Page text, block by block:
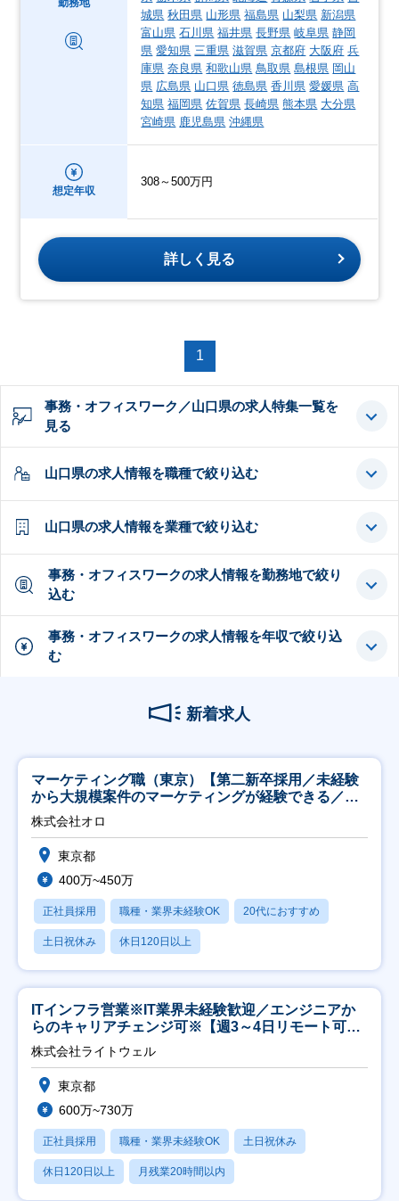
城県 秋田県 山形県 福島県 山梨県 新潟県
富山県 石川県 福井県 長野県 岐阜県 静岡
県 愛知県 三重県 滋賀県 京都府 大阪府 兵
庫県 奈良県 和歌山県 鳥取県 島根県 岡山
県 広島県 山口県 徳島県 香川県 愛媛県 高
知県 福岡県 佐賀県 長崎県 熊本県 大分県
宮崎県 鹿児島県 沖縄県
想定年収
308～500万円
詳しく見る
1
事務・オフィスワーク／山口県の求人特集一覧を
見る
山口県の求人情報を職種で絞り込む
山口県の求人情報を業種で絞り込む
事務・オフィスワークの求人情報を勤務地で絞り
込む
事務・オフィスワークの求人情報を年収で絞り込
む
新着求人
マーケティング職（東京）【第二新卒採用／未経験
から大規模案件のマーケティングが経験できる／研
修充実】
株式会社オロ
東京都
400万~450万
正社員採用 職種・業界未経験OK 20代におすすめ
土日祝休み 休日120日以上
ITインフラ営業※IT業界未経験歓迎／エンジニアか
らのキャリアチェンジ可※【週3～4日リモート可
能】
株式会社ライトウェル
東京都
600万~730万
正社員採用 職種・業界未経験OK 土日祝休み
休日120日以上 月残業20時間以内